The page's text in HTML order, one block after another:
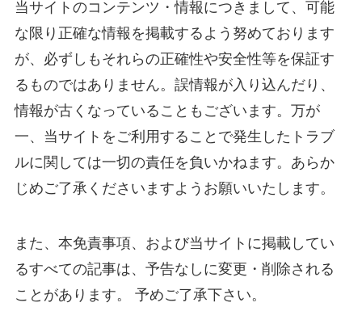
当サイトのコンテンツ・情報につきまして、可能
な限り正確な情報を掲載するよう努めております
が、必ずしもそれらの正確性や安全性等を保証す
るものではありません。誤情報が入り込んだり、
情報が古くなっていることもございます。万が
一、当サイトをご利用することで発生したトラブ
ルに関しては一切の責任を負いかねます。あらか
じめご了承くださいますようお願いいたします。
また、本免責事項、および当サイトに掲載してい
るすべての記事は、予告なしに変更・削除される
ことがあります。 予めご了承下さい。